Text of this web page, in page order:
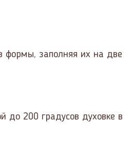
формы, заполняя их на две
до 200 градусов духовке в